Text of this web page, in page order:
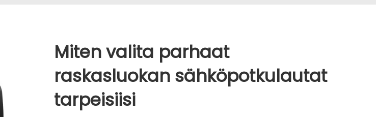
Miten valita parhaat
raskasluokan sähköpotkulautat
tarpeisiisi